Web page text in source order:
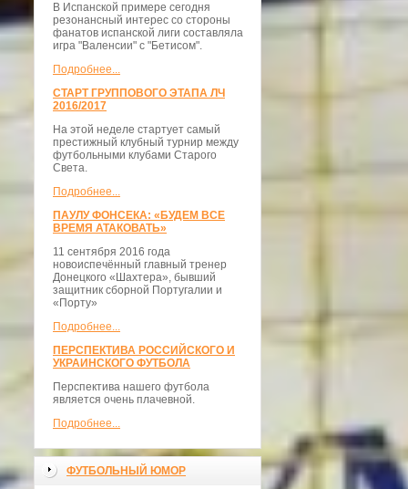
В Испанской примере сегодня
резонансный интерес со стороны
фанатов испанской лиги составляла
игра "Валенсии" с "Бетисом".
Подробнее...
СТАРТ ГРУППОВОГО ЭТАПА ЛЧ
2016/2017
На этой неделе стартует самый
престижный клубный турнир между
футбольными клубами Старого
Света.
Подробнее...
ПАУЛУ ФОНСЕКА: «БУДЕМ ВСЕ
ВРЕМЯ АТАКОВАТЬ»
11 сентября 2016 года
новоиспечённый главный тренер
Донецкого «Шахтера», бывший
защитник сборной Португалии и
«Порту»
Подробнее...
ПЕРСПЕКТИВА РОССИЙСКОГО И
УКРАИНСКОГО ФУТБОЛА
Перспектива нашего футбола
является очень плачевной.
Подробнее...
ФУТБОЛЬНЫЙ ЮМОР